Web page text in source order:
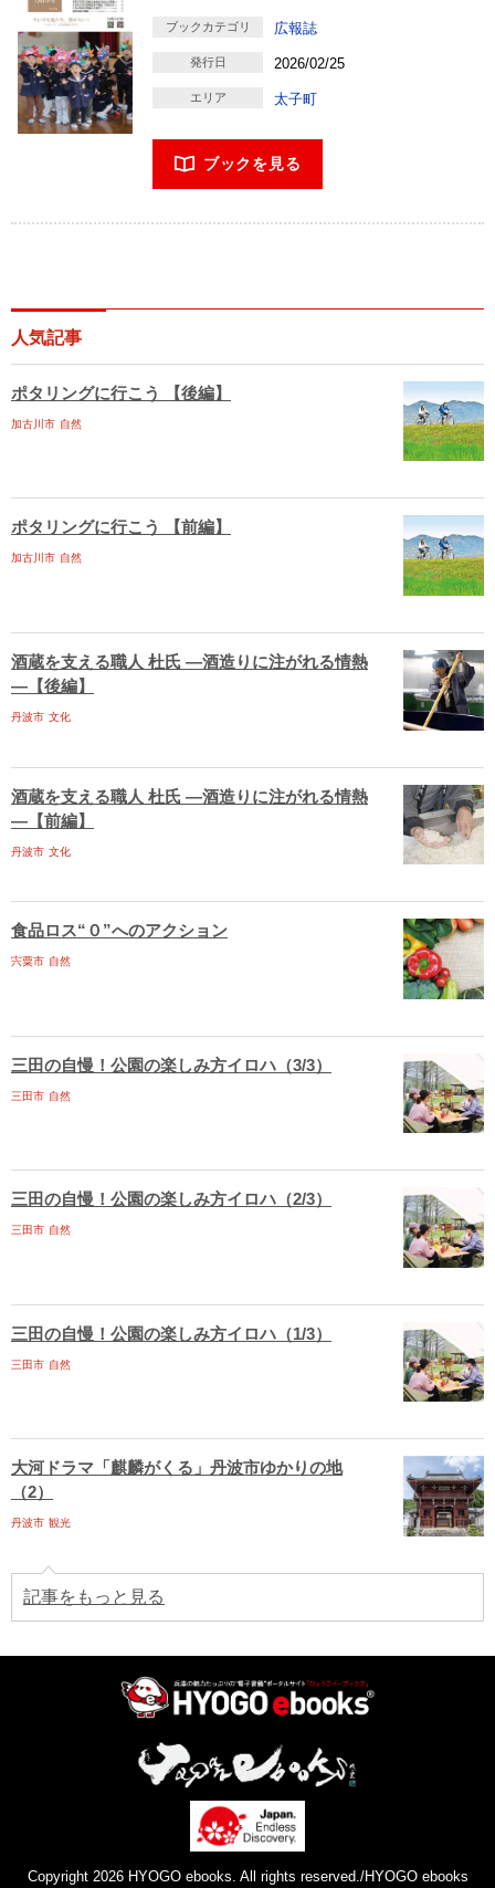
ブックカテゴリ 広報誌
発行日 2026/02/25
エリア 太子町
ブックを見る
人気記事
ポタリングに行こう 【後編】
加古川市 自然
ポタリングに行こう 【前編】
加古川市 自然
酒蔵を支える職人 杜氏 ―酒造りに注がれる情熱
―【後編】
丹波市 文化
酒蔵を支える職人 杜氏 ―酒造りに注がれる情熱
―【前編】
丹波市 文化
食品ロス“０”へのアクション
宍粟市 自然
三田の自慢！公園の楽しみ方イロハ（3/3）
三田市 自然
三田の自慢！公園の楽しみ方イロハ（2/3）
三田市 自然
三田の自慢！公園の楽しみ方イロハ（1/3）
三田市 自然
大河ドラマ「麒麟がくる」丹波市ゆかりの地
（2）
丹波市 観光
記事をもっと見る
Copyright 2026 HYOGO ebooks. All rights reserved./HYOGO ebooks